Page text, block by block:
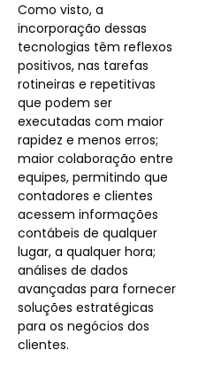
Como visto, a
incorporação dessas
tecnologias têm reflexos
positivos, nas tarefas
rotineiras e repetitivas
que podem ser
executadas com maior
rapidez e menos erros;
maior colaboração entre
equipes, permitindo que
contadores e clientes
acessem informações
contábeis de qualquer
lugar, a qualquer hora;
análises de dados
avançadas para fornecer
soluções estratégicas
para os negócios dos
clientes.